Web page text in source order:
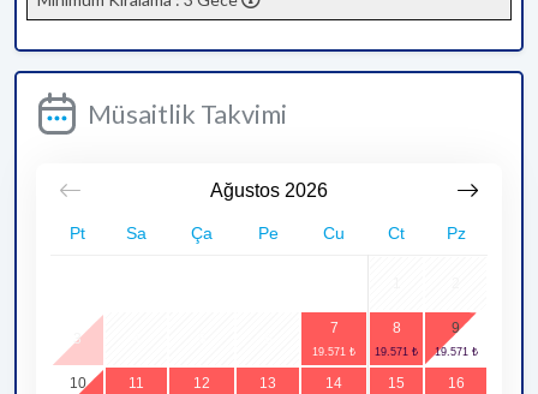
Müsaitlik Takvimi
Ağustos 2026
Pt Sa Ça Pe Cu Ct Pz
3
7 8 9
10 11 12 13 14 15 16